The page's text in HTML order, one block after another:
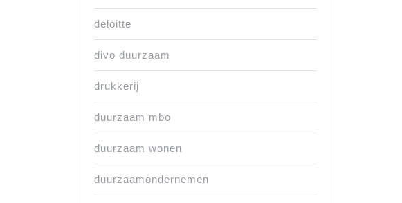
deloitte
divo duurzaam
drukkerij
duurzaam mbo
duurzaam wonen
duurzaamondernemen